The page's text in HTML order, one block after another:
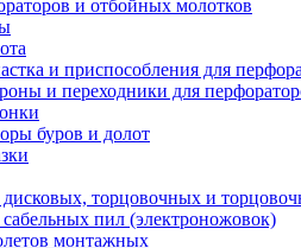
и отбойных молотков
и приспособления для
и переходники для
буров и долот
дисковых, торцовочных и
пил (электроножовок)
монтажных